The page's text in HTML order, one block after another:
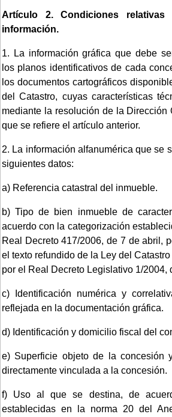
Artículo 2. Condiciones
información.
1. La información gráfica que debe
los planos identificativos de cada
los documentos cartográficos
del Catastro, cuyas características
mediante la resolución de la Dirección
que se refiere el artículo anterior.
2. La información alfanumérica que se
siguientes datos:
a) Referencia catastral del inmueble.
b) Tipo de bien inmueble de
acuerdo con la categorización
Real Decreto 417/2006, de 7 de abril,
el texto refundido de la Ley del
por el Real Decreto Legislativo 1/2004,
c) Identificación numérica y
reflejada en la documentación gráfica.
d) Identificación y domicilio fiscal del
e) Superficie objeto de la concesión
directamente vinculada a la concesión.
f) Uso al que se destina, de
establecidas en la norma 20 del